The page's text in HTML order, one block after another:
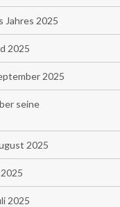
Jahres 2025
2025
2025
seine
2025
2025